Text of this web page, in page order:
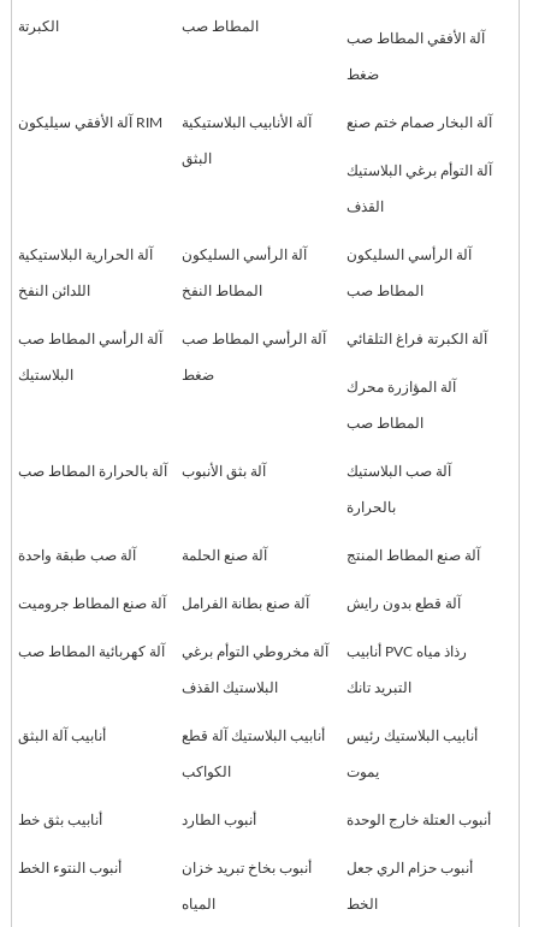
الكبرتة المطاط صب
آلة الأفقي المطاط صب
ضغط
آلة الأفقي سيليكون RIM آلة الأنابيب البلاستيكية
البثق
آلة البخار صمام ختم صنع
آلة التوأم برغي البلاستيك
القذف
آلة الحرارية البلاستيكية
اللدائن النفخ
آلة الرأسي السليكون
المطاط النفخ
آلة الرأسي السليكون
المطاط صب
آلة الرأسي المطاط صب
البلاستيك
آلة الرأسي المطاط صب
ضغط
آلة الكبرتة فراغ التلقائي
آلة المؤازرة محرك
المطاط صب
آلة بالحرارة المطاط صب آلة بثق الأنبوب آلة صب البلاستيك
بالحرارة
آلة صب طبقة واحدة آلة صنع الحلمة آلة صنع المطاط المنتج
آلة صنع المطاط جروميت آلة صنع بطانة الفرامل آلة قطع بدون رايش
آلة كهربائية المطاط صب آلة مخروطي التوأم برغي
البلاستيك القذف
أنابيب PVC رذاذ مياه
التبريد تانك
أنابيب آلة البثق أنابيب البلاستيك آلة قطع
الكواكب
أنابيب البلاستيك رئيس
يموت
أنابيب بثق خط أنبوب الطارد أنبوب العتلة خارج الوحدة
أنبوب النتوء الخط أنبوب بخاخ تبريد خزان
المياه
أنبوب حزام الري جعل
الخط